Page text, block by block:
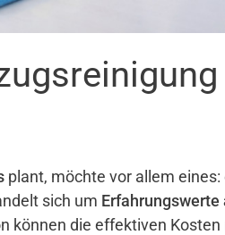
plant, möchte vor allem
sich um
können die effektiven